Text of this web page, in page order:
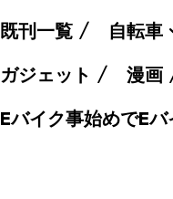
既刊一覧 自転車
ガジェット
漫画
Eバイク事始めでE